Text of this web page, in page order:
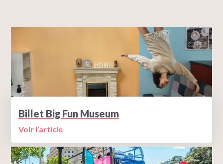
Billet Big Fun Museum
Voir l’article